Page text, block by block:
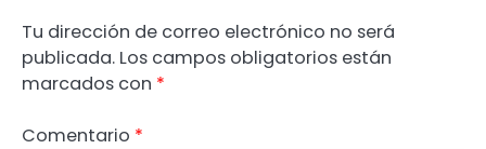
Tu dirección de correo electrónico no será
publicada. Los campos obligatorios están
marcados con *
Comentario *